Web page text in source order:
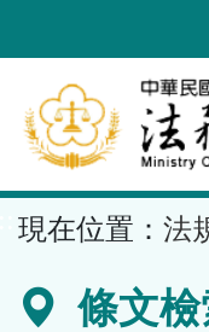
到
要
內
容
區
現在位置： 法
條文